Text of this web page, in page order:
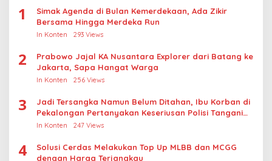
1
Simak Agenda di Bulan Kemerdekaan, Ada Zikir
Bersama Hingga Merdeka Run
In Konten 293 Views
2
Prabowo Jajal KA Nusantara Explorer dari Batang ke
Jakarta, Sapa Hangat Warga
In Konten 256 Views
3
Jadi Tersangka Namun Belum Ditahan, Ibu Korban di
Pekalongan Pertanyakan Keseriusan Polisi Tangani
Kasus Rudapksa Sampai Anaknya Hamil
In Konten 247 Views
4
Solusi Cerdas Melakukan Top Up MLBB dan MCGG
dengan Harga Terjangkau